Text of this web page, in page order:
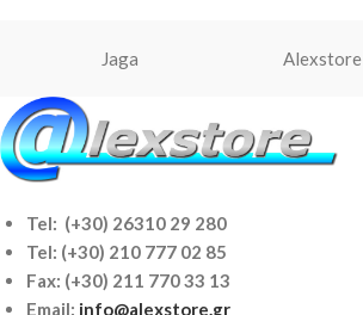
Jaga Alexstore
Tel: (+30) 26310 29 280
Tel: (+30) 210 777 02 85
Fax: (+30) 211 770 33 13
Email: info@alexstore.gr